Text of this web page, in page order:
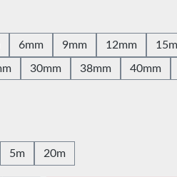
6mm 9mm 12mm
30mm 38mm 40mm
5m 20m